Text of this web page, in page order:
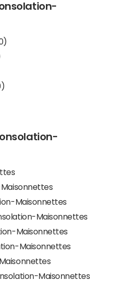
Maisonnettes
Maisonnettes
Maisonnettes
Maisonnettes
Maisonnettes